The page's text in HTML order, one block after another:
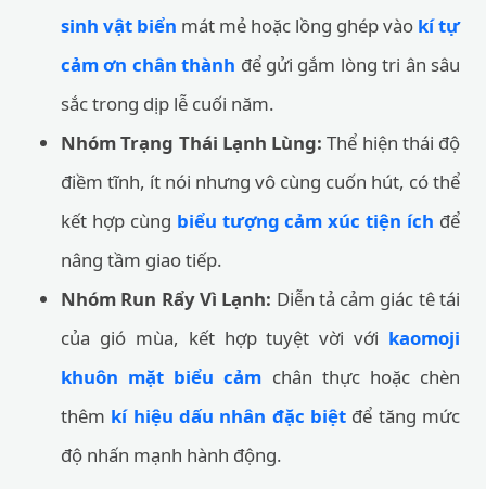
sinh vật biển mát mẻ hoặc lồng ghép vào kí tự
cảm ơn chân thành để gửi gắm lòng tri ân sâu
sắc trong dịp lễ cuối năm.
Nhóm Trạng Thái Lạnh Lùng: Thể hiện thái độ
điềm tĩnh, ít nói nhưng vô cùng cuốn hút, có thể
kết hợp cùng biểu tượng cảm xúc tiện ích để
nâng tầm giao tiếp.
Nhóm Run Rẩy Vì Lạnh: Diễn tả cảm giác tê tái
của gió mùa, kết hợp tuyệt vời với kaomoji
khuôn mặt biểu cảm chân thực hoặc chèn
thêm kí hiệu dấu nhân đặc biệt để tăng mức
độ nhấn mạnh hành động.